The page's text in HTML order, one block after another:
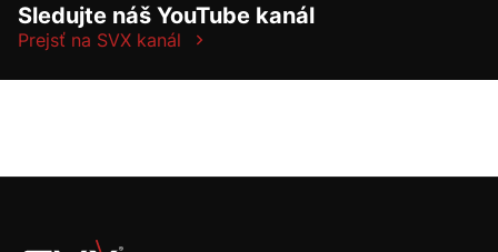
Sledujte náš YouTube kanál
Prejsť na SVX kanál